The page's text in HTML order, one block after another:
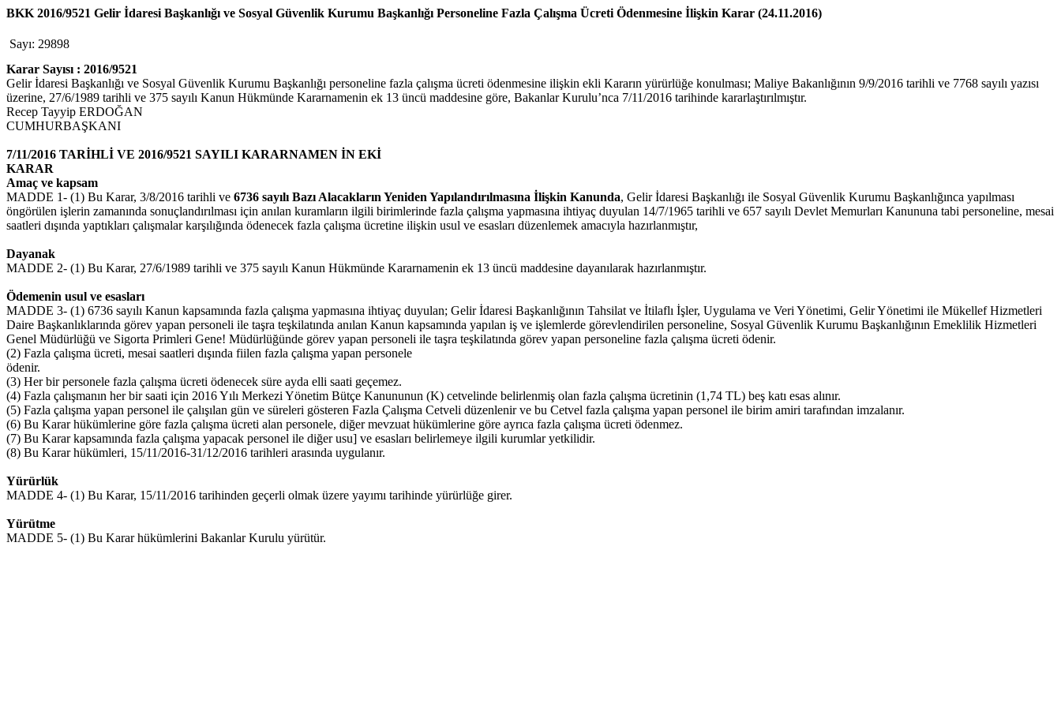
BKK 2016/9521 Gelir İdaresi Başkanlığı ve Sosyal Güvenlik Kurumu Başkanlığı Personeline Fazla Çalışma Ücreti Ödenmesine İlişkin Karar (24.11.2016)
Sayı: 29898
Karar Sayısı : 2016/9521
Gelir İdaresi Başkanlığı ve Sosyal Güvenlik Kurumu Başkanlığı personeline fazla çalışma ücreti ödenmesine ilişkin ekli Kararın yürürlüğe konulması; Maliye Bakanlığının 9/9/2016 tarihli ve 7768 sayılı yazısı
üzerine, 27/6/1989 tarihli ve 375 sayılı Kanun Hükmünde Kararnamenin ek 13 üncü maddesine göre, Bakanlar Kurulu’nca 7/11/2016 tarihinde kararlaştırılmıştır.
Recep Tayyip ERDOĞAN
CUMHURBAŞKANI
7/11/2016 TARİHLİ VE 2016/9521 SAYILI KARARNAMEN İN EKİ
KARAR
Amaç ve kapsam
MADDE 1- (1) Bu Karar, 3/8/2016 tarihli ve 6736 sayılı Bazı Alacakların Yeniden Yapılandırılmasına İlişkin Kanunda, Gelir İdaresi Başkanlığı ile Sosyal Güvenlik Kurumu Başkanlığınca yapılması
öngörülen işlerin zamanında sonuçlandırılması için anılan kuramların ilgili birimlerinde fazla çalışma yapmasına ihtiyaç duyulan 14/7/1965 tarihli ve 657 sayılı Devlet Memurları Kanununa tabi personeline, mesai
saatleri dışında yaptıkları çalışmalar karşılığında ödenecek fazla çalışma ücretine ilişkin usul ve esasları düzenlemek amacıyla hazırlanmıştır,
Dayanak
MADDE 2- (1) Bu Karar, 27/6/1989 tarihli ve 375 sayılı Kanun Hükmünde Kararnamenin ek 13 üncü maddesine dayanılarak hazırlanmıştır.
Ödemenin usul ve esasları
MADDE 3- (1) 6736 sayılı Kanun kapsamında fazla çalışma yapmasına ihtiyaç duyulan; Gelir İdaresi Başkanlığının Tahsilat ve İtilaflı İşler, Uygulama ve Veri Yönetimi, Gelir Yönetimi ile Mükellef Hizmetleri
Daire Başkanlıklarında görev yapan personeli ile taşra teşkilatında anılan Kanun kapsamında yapılan iş ve işlemlerde görevlendirilen personeline, Sosyal Güvenlik Kurumu Başkanlığının Emeklilik Hizmetleri
Genel Müdürlüğü ve Sigorta Primleri Gene! Müdürlüğünde görev yapan personeli ile taşra teşkilatında görev yapan personeline fazla çalışma ücreti ödenir.
(2) Fazla çalışma ücreti, mesai saatleri dışında fiilen fazla çalışma yapan personele
ödenir.
(3) Her bir personele fazla çalışma ücreti ödenecek süre ayda elli saati geçemez.
(4) Fazla çalışmanın her bir saati için 2016 Yılı Merkezi Yönetim Bütçe Kanununun (K) cetvelinde belirlenmiş olan fazla çalışma ücretinin (1,74 TL) beş katı esas alınır.
(5) Fazla çalışma yapan personel ile çalışılan gün ve süreleri gösteren Fazla Çalışma Cetveli düzenlenir ve bu Cetvel fazla çalışma yapan personel ile birim amiri tarafından imzalanır.
(6) Bu Karar hükümlerine göre fazla çalışma ücreti alan personele, diğer mevzuat hükümlerine göre ayrıca fazla çalışma ücreti ödenmez.
(7) Bu Karar kapsamında fazla çalışma yapacak personel ile diğer usu] ve esasları belirlemeye ilgili kurumlar yetkilidir.
(8) Bu Karar hükümleri, 15/11/2016-31/12/2016 tarihleri arasında uygulanır.
Yürürlük
MADDE 4- (1) Bu Karar, 15/11/2016 tarihinden geçerli olmak üzere yayımı tarihinde yürürlüğe girer.
Yürütme
MADDE 5- (1) Bu Karar hükümlerini Bakanlar Kurulu yürütür.